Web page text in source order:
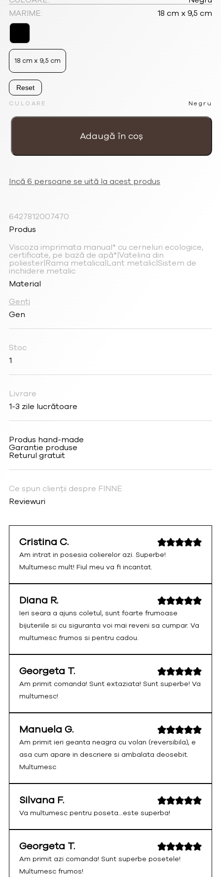
173.40lei.
CULOARE Negru
MARIME:
18 cm x 9,5 cm
18 cm x 9,5 cm
Reset
Cantitate
'Flori
Adaugă în coș
Incă 6 persoane se uită la acest produs
6427812007470
Produs
Viscoza imprimata manual* cu cerneluri ecologice,
certificate, pe bază de apă*|Vatelina din
poliester|Rama metalica|Lant metalic|Sistem de
inchidere metalic
Material
Genți
Gen
Stoc
1
Livrare
1-3 zile lucrătoare
Produs hand-made
Garantie produse
Returul gratuit
Ce spun clienții despre FINNE
Reviewuri
Cristina C.
Am intrat in posesia colierelor azi. Superbe!
Multumesc mult! Fiul meu va fi incantat.
Diana R.
Ieri seara a ajuns coletul, sunt foarte frumoase
bijuteriile si cu siguranta voi mai reveni sa cumpar. Va
multumesc frumos si pentru cadou.
Georgeta T.
Am primit comanda! Sunt extaziata! Sunt superbe! Va
multumesc!
Manuela G.
Am primit ieri geanta neagra cu volan (reversibila), e
asa cum apare in descriere si ambalata deosebit.
Multumesc
Silvana F.
Va multumesc pentru poseta...este superba!
Georgeta T.
Am primit azi comanda! Sunt superbe posetele!
Multumesc frumos!